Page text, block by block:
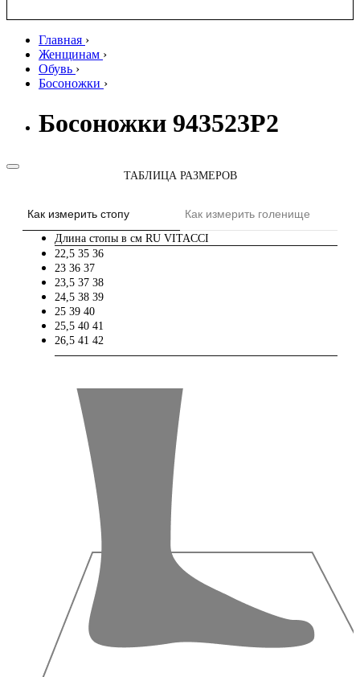
Главная ›
Женщинам ›
Обувь ›
Босоножки ›
Босоножки 943523P2
ТАБЛИЦА РАЗМЕРОВ
Как измерить стопу Как измерить голенище
Длина стопы в см RU VITACCI
22,5 35 36
23 36 37
23,5 37 38
24,5 38 39
25 39 40
25,5 40 41
26,5 41 42